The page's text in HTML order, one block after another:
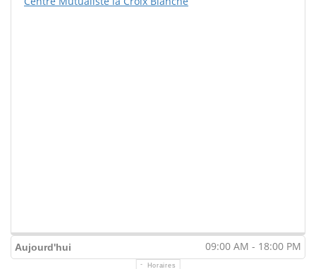
Aujourd'hui 09:00 AM - 18:00 PM
Horaires